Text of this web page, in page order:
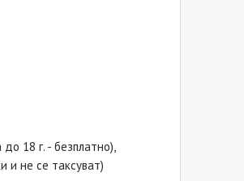
18 г. - безплатно),
и не се таксуват)